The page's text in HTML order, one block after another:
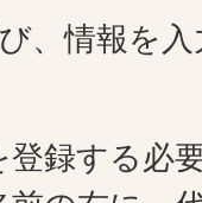
、情報を
登録する必